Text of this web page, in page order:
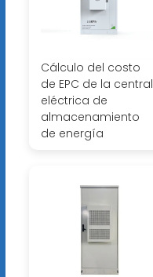
Cálculo del costo
de EPC de la central
eléctrica de
almacenamiento
de energía